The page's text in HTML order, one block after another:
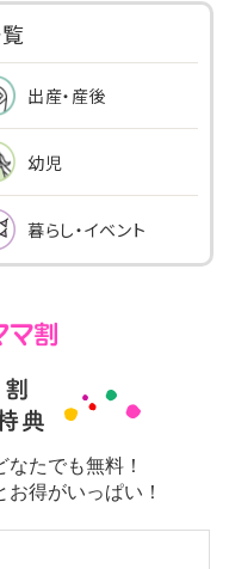
出産・産後
幼児
暮らし・イベント
たでも無料！
得がいっぱい！